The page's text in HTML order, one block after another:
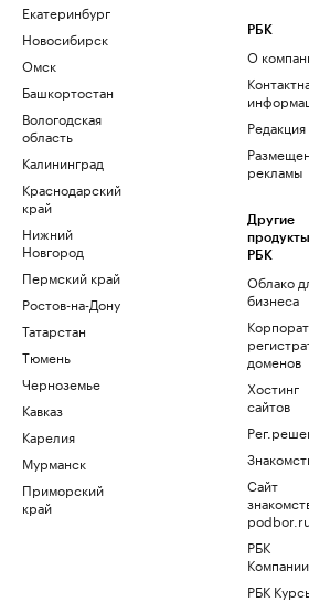
Екатеринбург
Новосибирск
Омск
Башкортостан
Вологодская
область
Калининград
Краснодарский
край
Нижний
Новгород
Пермский край
Ростов-на-Дону
Татарстан
Тюмень
Черноземье
Кавказ
Карелия
Мурманск
Приморский
край
РБК
О
Редакция
рекламы
Другие
продукты
РБК
Облако
бизнеса
доменов
Хостинг
сайтов
Сайт
РБК
Компании
РБК